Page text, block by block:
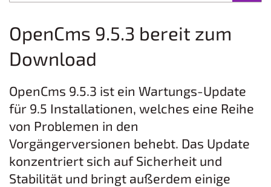
OpenCms 9.5.3 bereit zum
Download
OpenCms 9.5.3 ist ein Wartungs-Update
für 9.5 Installationen, welches eine Reihe
von Problemen in den
Vorgängerversionen behebt. Das Update
konzentriert sich auf Sicherheit und
Stabilität und bringt außerdem einige